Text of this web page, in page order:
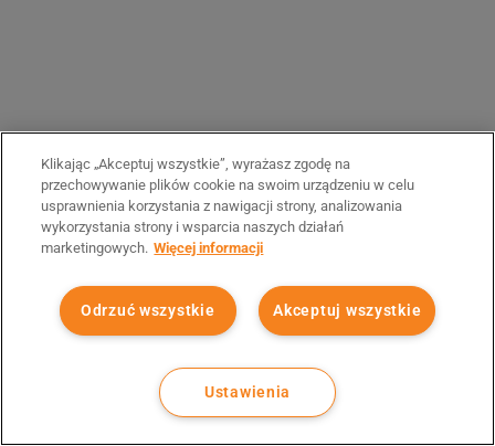
Klikając „Akceptuj wszystkie”, wyrażasz zgodę na
przechowywanie plików cookie na swoim urządzeniu w celu
usprawnienia korzystania z nawigacji strony, analizowania
wykorzystania strony i wsparcia naszych działań
marketingowych. Więcej informacji
Akceptuj wszystkie
Odrzuć wszystkie
Ustawienia